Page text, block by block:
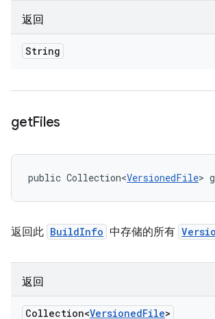
返回
String
getFiles
public Collection<VersionedFile>
返回此 BuildInfo 中存储的所有
返回
Collection<VersionedFile>